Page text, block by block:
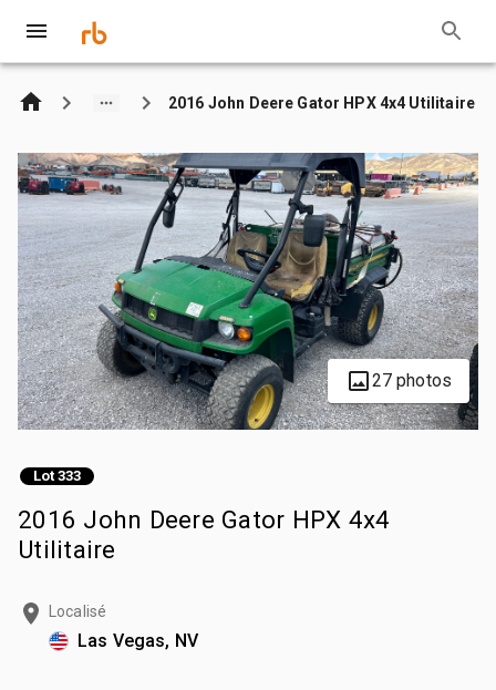
2016 John Deere Gator HPX 4x4 Utilitaire
27 photos
Lot 333
2016 John Deere Gator HPX 4x4
Utilitaire
Localisé
Las Vegas, NV